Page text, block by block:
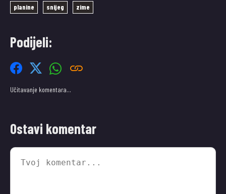
planine snijeg zime
Podijeli:
Učitavanje komentara…
Ostavi komentar